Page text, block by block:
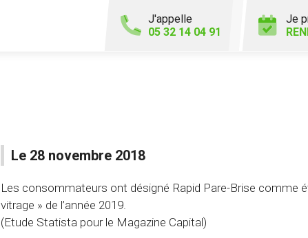
J'appelle
05 32 14 04 91
Je
Le 28 novembre 2018
Les consommateurs ont désigné Rapid Pare-Brise comme
vitrage » de l’année 2019.
(Etude Statista pour le Magazine Capital)